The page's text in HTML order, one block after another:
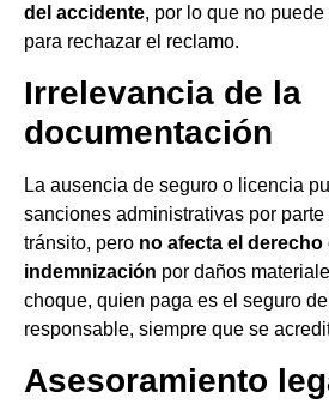
del accidente, por lo que no
para rechazar el reclamo.
Irrelevancia de la
documentación
La ausencia de seguro o licencia
sanciones administrativas por
tránsito, pero no afecta el derecho
indemnización por daños
choque, quien paga es el seguro
responsable, siempre que se
Asesoramiento